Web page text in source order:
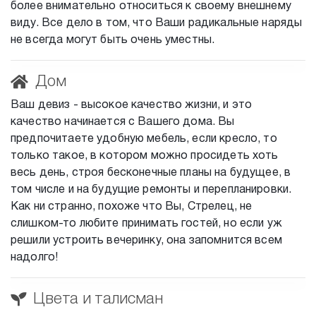
более внимательно относиться к своему внешнему
виду. Все дело в том, что Ваши радикальные наряды
не всегда могут быть очень уместны.
Дом
Ваш девиз - высокое качество жизни, и это
качество начинается с Вашего дома. Вы
предпочитаете удобную мебель, если кресло, то
только такое, в котором можно просидеть хоть
весь день, строя бесконечные планы на будущее, в
том числе и на будущие ремонты и перепланировки.
Как ни странно, похоже что Вы, Стрелец, не
слишком-то любите принимать гостей, но если уж
решили устроить вечеринку, она запомнится всем
надолго!
Цвета и талисман